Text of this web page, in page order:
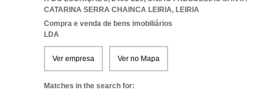
CATARINA SERRA CHAINCA LEIRIA, LEIRIA
Compra e venda de bens imobiliários
LDA
Ver empresa Ver no Mapa
Matches in the search for: